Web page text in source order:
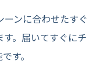
ンに合わせたすぐ
。届いてすぐにチ
す。